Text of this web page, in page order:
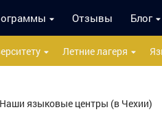
Отзывы Блог
Летние лагеря
Наши языковые центры (в Чехии)